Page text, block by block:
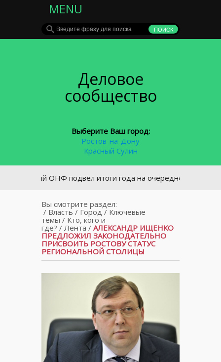
MENU
Деловое
сообщество
Выберите Ваш город:
Ростов-на-Дону
Красный Сулин
ОНФ подвёл итоги года на очередной учредительной
Вы смотрите раздел:
/ Власть / Город / Ключевые
темы / Кто, кого и
где? / Лента / АЛЕКСАНДР ИЩЕНКО
ПРЕДЛОЖИЛ ЗАКОНОДАТЕЛЬНО
ПРИСВОИТЬ РОСТОВУ СТАТУС
РЕГИОНАЛЬНОЙ СТОЛИЦЫ